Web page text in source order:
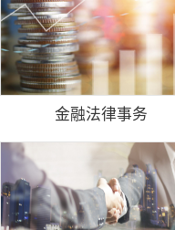
金融法律事务